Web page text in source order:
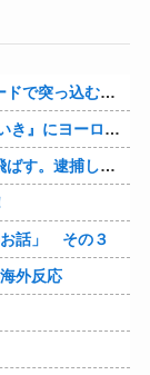
っ込む事故。
全土から不満の声
捕しろやｗｗｗ
お話」 その３
外反応